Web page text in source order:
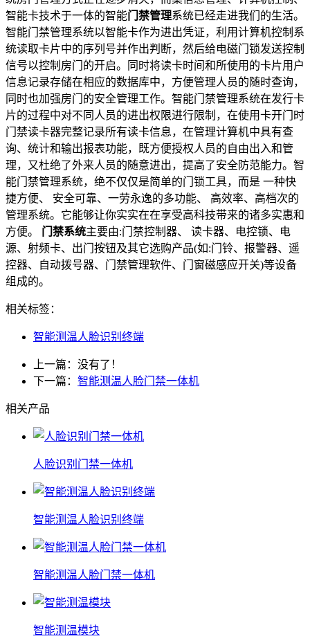
智能卡技术于一体的智能门禁管理系统已经走进我们的生活。
智能门禁管理系统以智能卡作为进出凭证，利用计算机控制系
统读取卡片中的序列号并作出判断，然后给电磁门锁发送控制
信号以控制房门的开启。同时将读卡时间和所使用的卡片用户
信息记录存储在相应的数据库中，方便管理人员的随时查询，
同时也加强房门的安全管理工作。智能门禁管理系统在发行卡
片的过程中对不同人员的进出权限进行限制，在使用卡开门时
门禁读卡器完整记录所有读卡信息，在管理计算机中具有查
询、统计和输出报表功能，既方便授权人员的自由出入和管
理，又杜绝了外来人员的随意进出，提高了安全防范能力。智
能门禁管理系统，绝不仅仅是简单的门锁工具，而是 一种快
捷方便、 安全可靠、一劳永逸的多功能、 高效率、高档次的
管理系统。它能够让你实实在在享受高科技带来的诸多实惠和
方便。 门禁系统主要由:门禁控制器、 读卡器、电控锁、电
源、射频卡、出门按钮及其它选购产品(如:门铃、报警器、遥
控器、自动拨号器、门禁管理软件、门窗磁感应开关)等设备
组成的。
相关标签：
智能测温人脸识别终端
上一篇：没有了！
下一篇： 智能测温人脸门禁一体机
相关产品
人脸识别门禁一体机
智能测温人脸识别终端
智能测温人脸门禁一体机
智能测温模块